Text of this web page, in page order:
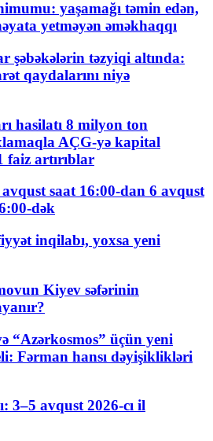
yaşamağı təmin edən,
yetməyən əməkhaqqı
şəbəkələrin təzyiqi altında:
qaydalarını niyə
hasilatı 8 milyon ton
AÇG-yə kapital
faiz artırıblar
saat 16:00-dan 6 avqust
dək
inqilabı, yoxsa yeni
Kiyev səfərinin
“Azərkosmos” üçün yeni
Fərman hansı dəyişiklikləri
3–5 avqust 2026-cı il